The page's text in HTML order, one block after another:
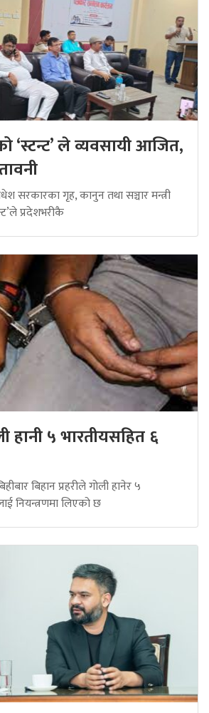
‘स्टन्ट’ ले व्यवसायी आजित,
सरकारका गृह, कानुन तथा सञ्चार मन्त्री
प्रदेशभरीकै
हानी ५ भारतीयसहित ६
बिहान प्रहरीले गोली हानेर ५
नियन्त्रणमा लिएको छ